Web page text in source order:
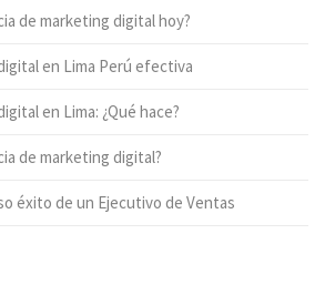
de marketing digital hoy?
en Lima Perú efectiva
en Lima: ¿Qué hace?
de marketing digital?
éxito de un Ejecutivo de Ventas